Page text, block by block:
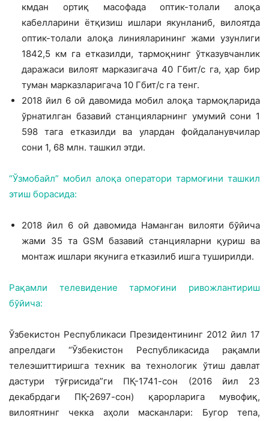
кмдан ортиқ масофада оптик-толали алоқа
кабелларини ётқизиш ишлари якунланиб, вилоятда
оптик-толали алоқа линияларининг жами узунлиги
1842,5 км га етказилди, тармоқнинг ўтказувчанлик
даражаси вилоят марказигача 40 Гбит/с га, ҳар бир
туман марказларигача 10 Гбит/с га тенг.
2018 йил 6 ой давомида мобил алоқа тармоқларида
ўрнатилган базавий станцияларнинг умумий сони 1
598 тага етказилди ва улардан фойдаланувчилар
сони 1, 68 млн. ташкил этди.
“Ўзмобайл” мобил алоқа оператори тармоғини ташкил
этиш борасида:
2018 йил 6 ой давомида Наманган вилояти бўйича
жами 35 та GSM базавий станцияларни қуриш ва
монтаж ишлари якунига етказилиб ишга туширилди.
Рақамли телевидение тармоғини ривожлантириш
бўйича:
Ўзбекистон Республикаси Президентининг 2012 йил 17
апрелдаги “Ўзбекистон Республикасида рақамли
телеэшиттиришга техник ва технологик ўтиш давлат
дастури тўғрисида”ги ПҚ-1741-сон (2016 йил 23
декабрдаги ПҚ-2697-сон) қарорларига мувофиқ,
вилоятнинг чекка аҳоли масканлари: Бугор тепа,